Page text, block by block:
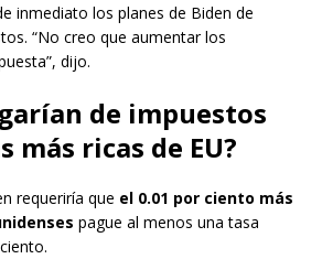
inmediato los planes de Biden de
“No creo que aumentar los
dijo.
de impuestos
más ricas de EU?
requeriría que el 0.01 por ciento más
pague al menos una tasa